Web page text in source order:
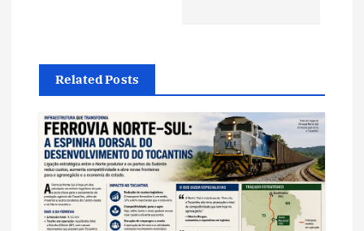
o
d
e
P
Related Posts